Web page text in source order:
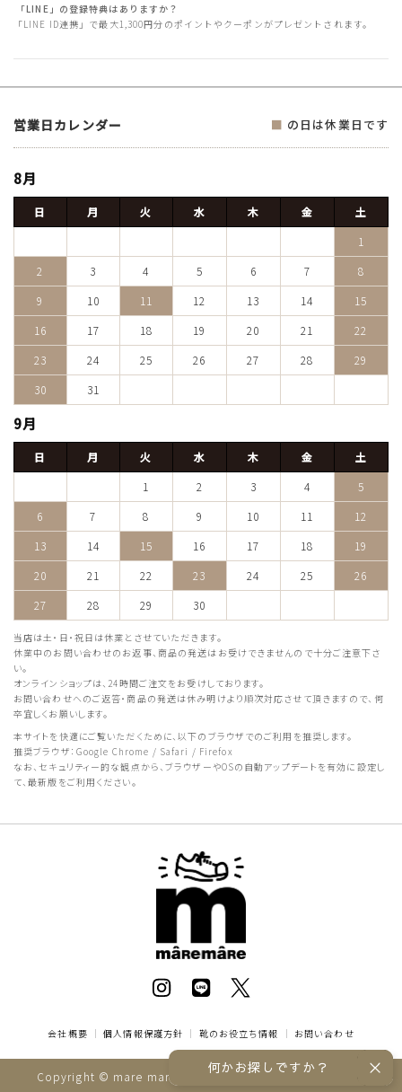
「LINE」の登録特典はありますか？
「LINE ID連携」で最大1,300円分のポイントやクーポンがプレゼントされます。
営業日カレンダー ■ の日は休業日です
8月
日 月 火 水 木 金
土
1
2
3 4 5 6 7
8
9
10 11 12 13 14
15
16
17 18 19 20 21
22
23
24 25 26 27 28
29
30
31
9月
日 月 火 水 木 金
土
1
2 3 4
5
6
7 8 9 10 11
12
13
14 15 16 17 18
19
20
21 22 23 24 25
26
27
28 29 30
当店は土・日・祝日は休業とさせていただきます。
休業中のお問い合わせのお返事、商品の発送はお受けできませんので十分ご注意下さ
い。
オンラインショップは、24時間ご注文をお受けしております。
お問い合わせへのご返答・商品の発送は休み明けより順次対応させて頂きますので、何
卒宜しくお願いします。
本サイトを快適にご覧いただくために、以下のブラウザでのご利用を推奨します。
推奨ブラウザ：Google Chrome / Safari / Firefox
なお、セキュリティー的な観点から、ブラウザーやOSの自動アップデートを有効に設定し
て、最新版をご利用ください。
会社概要 ｜個人情報保護方針 ｜ 靴のお役立ち情報 ｜ お問い合わせ
Copyright © mare mare online store All rights reserved.
何かお探しですか？